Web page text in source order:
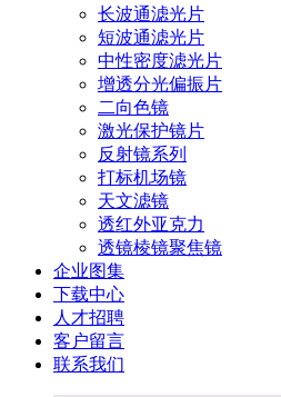
长波通滤光片
短波通滤光片
中性密度滤光片
增透分光偏振片
二向色镜
激光保护镜片
反射镜系列
打标机场镜
天文滤镜
透红外亚克力
透镜棱镜聚焦镜
企业图集
下载中心
人才招聘
客户留言
联系我们